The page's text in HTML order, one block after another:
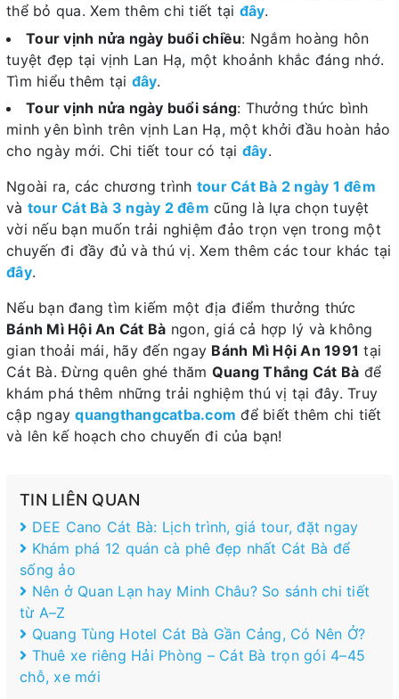
thể bỏ qua. Xem thêm chi tiết tại đây.
Tour vịnh nửa ngày buổi chiều: Ngắm hoàng hôn
tuyệt đẹp tại vịnh Lan Hạ, một khoảnh khắc đáng nhớ.
Tìm hiểu thêm tại đây.
Tour vịnh nửa ngày buổi sáng: Thưởng thức bình
minh yên bình trên vịnh Lan Hạ, một khởi đầu hoàn hảo
cho ngày mới. Chi tiết tour có tại đây.
Ngoài ra, các chương trình tour Cát Bà 2 ngày 1 đêm
và tour Cát Bà 3 ngày 2 đêm cũng là lựa chọn tuyệt
vời nếu bạn muốn trải nghiệm đảo trọn vẹn trong một
chuyến đi đầy đủ và thú vị. Xem thêm các tour khác tại
đây.
Nếu bạn đang tìm kiếm một địa điểm thưởng thức
Bánh Mì Hội An Cát Bà ngon, giá cả hợp lý và không
gian thoải mái, hãy đến ngay Bánh Mì Hội An 1991 tại
Cát Bà. Đừng quên ghé thăm Quang Thắng Cát Bà để
khám phá thêm những trải nghiệm thú vị tại đây. Truy
cập ngay quangthangcatba.com để biết thêm chi tiết
và lên kế hoạch cho chuyến đi của bạn!
TIN LIÊN QUAN
DEE Cano Cát Bà: Lịch trình, giá tour, đặt ngay
Khám phá 12 quán cà phê đẹp nhất Cát Bà để
sống ảo
Nên ở Quan Lạn hay Minh Châu? So sánh chi tiết
từ A–Z
Quang Tùng Hotel Cát Bà Gần Cảng, Có Nên Ở?
Thuê xe riêng Hải Phòng – Cát Bà trọn gói 4–45
chỗ, xe mới